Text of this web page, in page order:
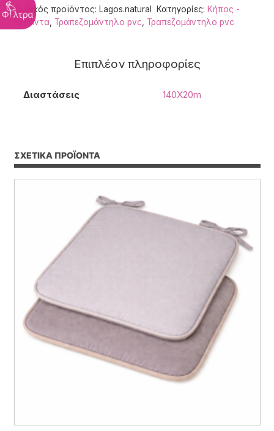
Κωδικός προϊόντος: Lagos.natural Κατηγορίες: Κήπος -
Βεράντα, Τραπεζομάντηλο pvc Τραπεζομάντηλο pvc
Επιπλέον πληροφορίες
Διαστάσεις 140Χ20m
ΣΧΕΤΙΚΆ ΠΡΟΪΌΝΤΑ